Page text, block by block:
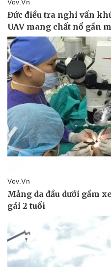
Kinh tế
Bất động sản